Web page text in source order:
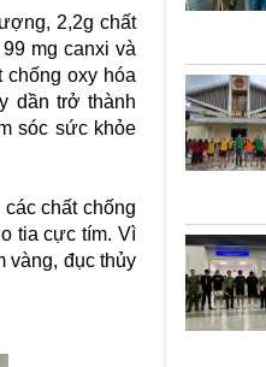
2,2g chất
mg canxi và
chống oxy hóa
dần trở thành
sóc sức khỏe
chất chống
tia cực tím. Vì
vàng, đục thủy